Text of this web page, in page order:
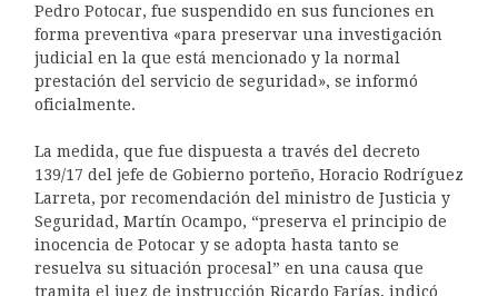
Pedro Potocar, fue suspendido en sus funciones en
forma preventiva «para preservar una investigación
judicial en la que está mencionado y la normal
prestación del servicio de seguridad», se informó
oficialmente.
La medida, que fue dispuesta a través del decreto
139/17 del jefe de Gobierno porteño, Horacio Rodríguez
Larreta, por recomendación del ministro de Justicia y
Seguridad, Martín Ocampo, “preserva el principio de
inocencia de Potocar y se adopta hasta tanto se
resuelva su situación procesal” en una causa que
tramita el juez de instrucción Ricardo Farías, indicó